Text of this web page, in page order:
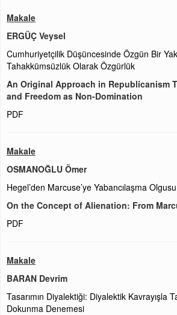
Makale
ERGÜÇ Veysel
Cumhuriyetçilik Düşüncesinde Özgün Bir
Tahakkümsüzlük Olarak Özgürlük
An Original Approach in Republicanism
and Freedom as Non-Domination
PDF
Makale
OSMANOĞLU Ömer
Hegel’den Marcuse’ye Yabancılaşma Olgusu
On the Concept of Alienation: From
PDF
Makale
BARAN Devrim
Tasarımın Diyalektiği: Diyalektik Kavrayışla
Dokunma Denemesi